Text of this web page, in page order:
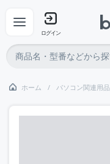
ログイン
ホーム パソコン関連用品